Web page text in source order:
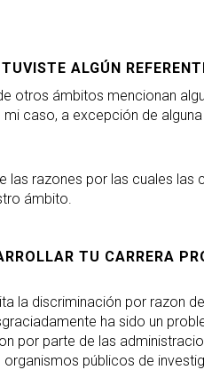
ALGÚN
otros ámbitos mencionan
caso, a excepción de
razones por las cuales
ámbito.
TU CARRERA
la discriminación por razon
ha sido un
por parte de las
públicos de